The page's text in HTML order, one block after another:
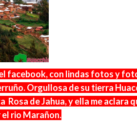
facebook, con lindas fotos y
Orgullosa de su tierra
Rosa de Jahua, y ella me aclara
rio Marañon.